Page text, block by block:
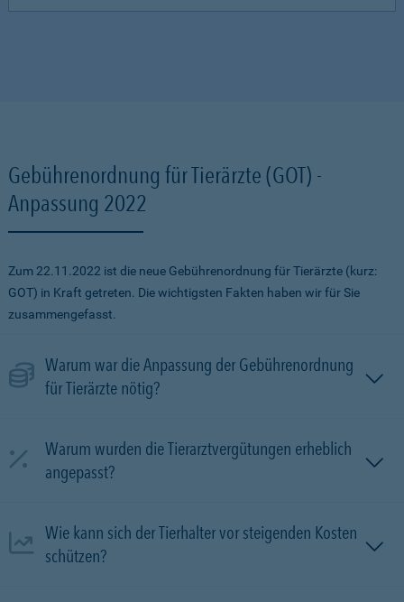
Gebührenordnung für Tierärzte (GOT) -
Anpassung 2022
Zum 22.11.2022 ist die neue Gebührenordnung für Tierärzte (kurz:
GOT) in Kraft getreten. Die wichtigsten Fakten haben wir für Sie
zusammengefasst.
Warum war die Anpassung der Gebührenordnung
für Tierärzte nötig?
Warum wurden die Tierarztvergütungen erheblich
angepasst?
Wie kann sich der Tierhalter vor steigenden Kosten
schützen?